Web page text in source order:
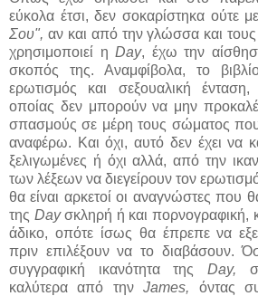
εύκολα έτσι, δεν σοκαρίστηκα ούτε
Σου", αν και από την γλώσσα και
χρησιμοποιεί ηDay, έχω την
σκοπός της. Αναμφίβολα, το
ερωτισμός και σεξουαλική
οποίας δεν μπορούν να μην
σπασμούς σε μέρη τους σώματος
αναφέρω. Και όχι, αυτό δεν έχει να
ξελιγωμένες ή όχι αλλά, από την
των λέξεων να διεγείρουν τον
θα είναι αρκετοί οι αναγνώστες που
της Dayσκληρή ή και πορνογραφική,
άδικο, οπότε ίσως θα έπρεπε να
πριν επιλέξουν να το διαβάσουν.
συγγραφική ικανότητα της Day,
καλύτερα από τηνJames, όντας